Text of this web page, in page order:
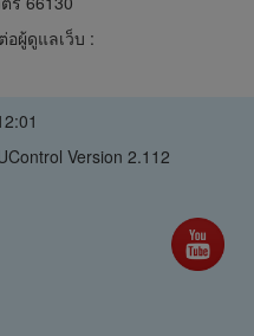
อผู้ดูแลเว็บ :
Version 2.112